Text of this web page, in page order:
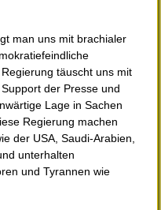
man uns mit brachialer
täuscht uns mit
der Presse und
Lage in Sachen
Regierung machen
der USA, Saudi-Arabien,
unterhalten
und Tyrannen wie